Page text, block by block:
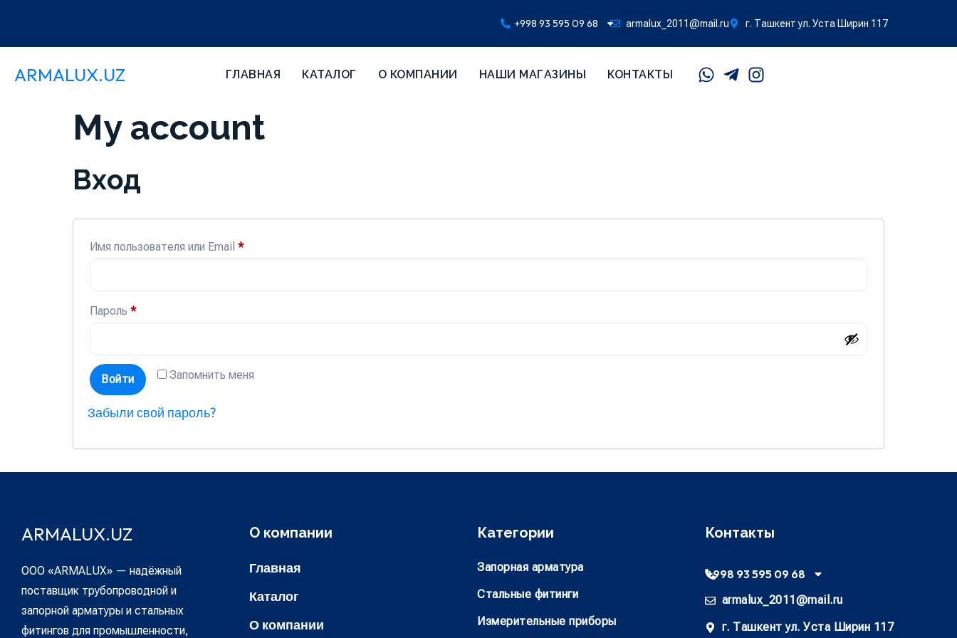
+998 93 595 09 68 armalux_2011@mail.ru г. Ташкент ул. Уста Ширин 117
ARMALUX.UZ ГЛАВНАЯ КАТАЛОГ О КОМПАНИИ НАШИ МАГАЗИНЫ КОНТАКТЫ
My account
Вход
Имя пользователя или Email *
Пароль *
Запомнить меня
Войти
Забыли свой пароль?
ARMALUX.UZ
ООО «ARMALUX» — надёжный
поставщик трубопроводной и
запорной арматуры и стальных
фитингов для промышленности,
О компании
Главная
Каталог
О компании
Категории
Запорная арматура
Стальные фитинги
Измерительные приборы
Контакты
+998 93 595 09 68
armalux_2011@mail.ru
г. Ташкент ул. Уста Ширин 117